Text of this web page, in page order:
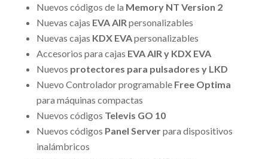
Nuevos códigos de la Memory NT Version 2
Nuevas cajas EVA AIR personalizables
Nuevas cajas KDX EVApersonalizables
Accesorios para cajas EVA AIR y KDX EVA
Nuevos protectores para pulsadores y LKD
Nuevo Controlador programable Free Optima
para máquinas compactas
Nuevos códigos Televis GO 10
Nuevos códigos Panel Serverpara dispositivos
inalámbricos